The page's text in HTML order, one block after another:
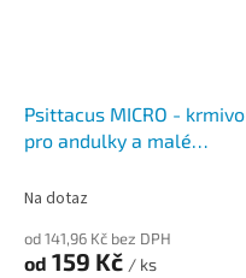
Psittacus MICRO - krmivo
pro andulky a malé
Na dotaz
od 141,96 Kč bez DPH
od 159 Kč / ks